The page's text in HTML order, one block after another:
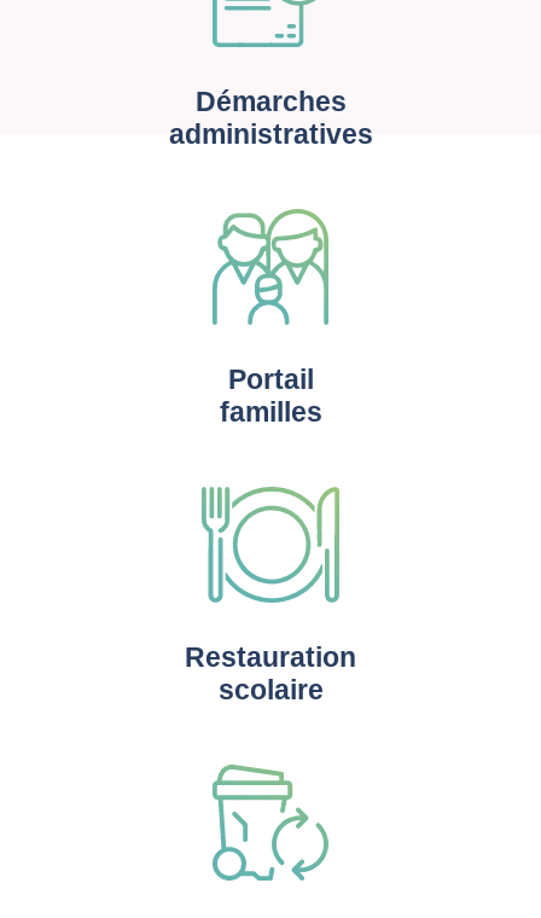
Démarches
administratives
Portail
familles
Restauration
scolaire